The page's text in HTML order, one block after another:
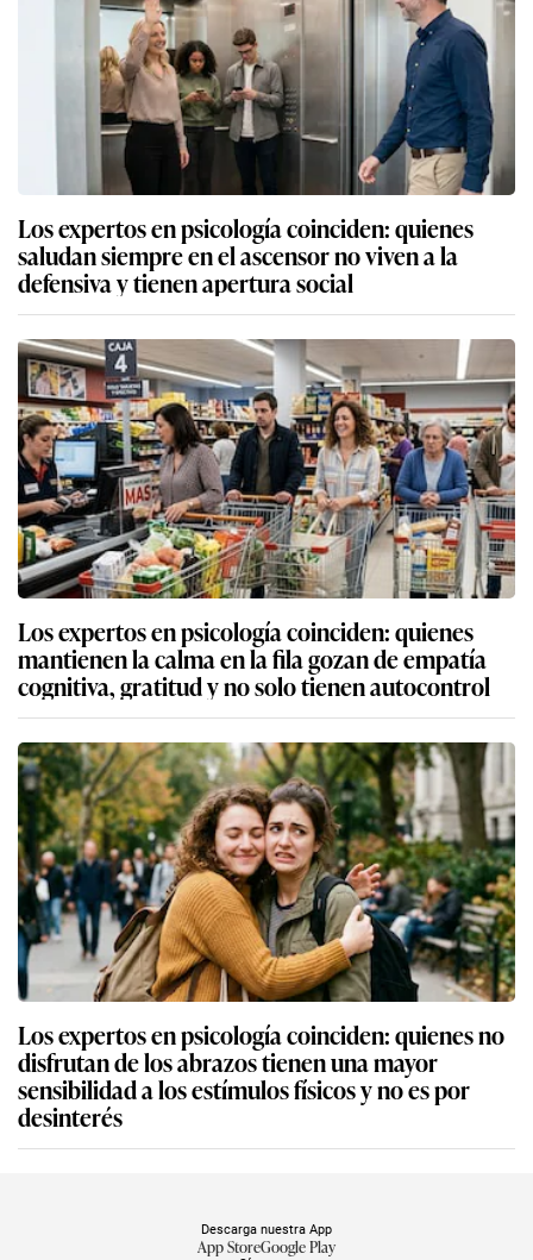
Los expertos en psicología coinciden: quienes
saludan siempre en el ascensor no viven a la
defensiva y tienen apertura social
Los expertos en psicología coinciden: quienes
mantienen la calma en la fila gozan de empatía
cognitiva, gratitud y no solo tienen autocontrol
Los expertos en psicología coinciden: quienes no
disfrutan de los abrazos tienen una mayor
sensibilidad a los estímulos físicos y no es por
desinterés
Descarga nuestra App
App StoreGoogle Play